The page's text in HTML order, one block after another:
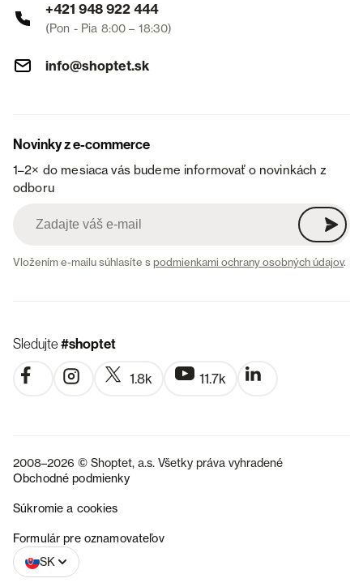
+421 948 922 444
(Pon - Pia 8:00 – 18:30)
info@shoptet.sk
Novinky z e-commerce
1–2× do mesiaca vás budeme informovať o novinkách z
odboru
Vložením e-mailu súhlasíte spodmienkami ochrany osobných údajov.
Sledujte#shoptet
1.8k 11.7k
2008–2026 © Shoptet, a.s. Všetky práva vyhradené
Obchodné podmienky
Súkromie a cookies
Formulár pre oznamovateľov
SK